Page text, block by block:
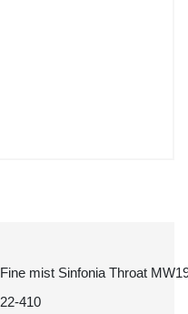
Fine mist Sinfonia Throat
22-410